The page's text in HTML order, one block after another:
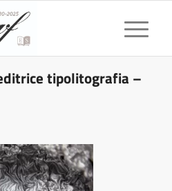
tipolitografia –